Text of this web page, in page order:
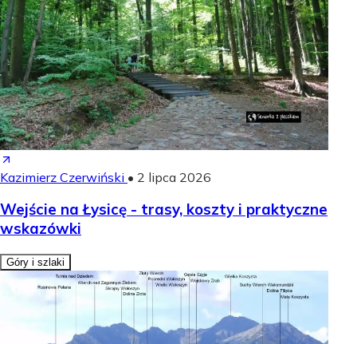
Kazimierz Czerwiński • 2 lipca 2026
Wejście na Łysicę - trasy, koszty i praktyczne
wskazówki
Góry i szlaki